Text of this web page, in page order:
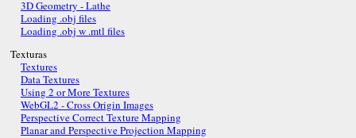
3D Geometry - Lathe
Loading .obj files
Loading .obj w .mtl files
Texturas
Textures
Data Textures
Using 2 or More Textures
WebGL2 - Cross Origin Images
Perspective Correct Texture Mapping
Planar and Perspective Projection Mapping